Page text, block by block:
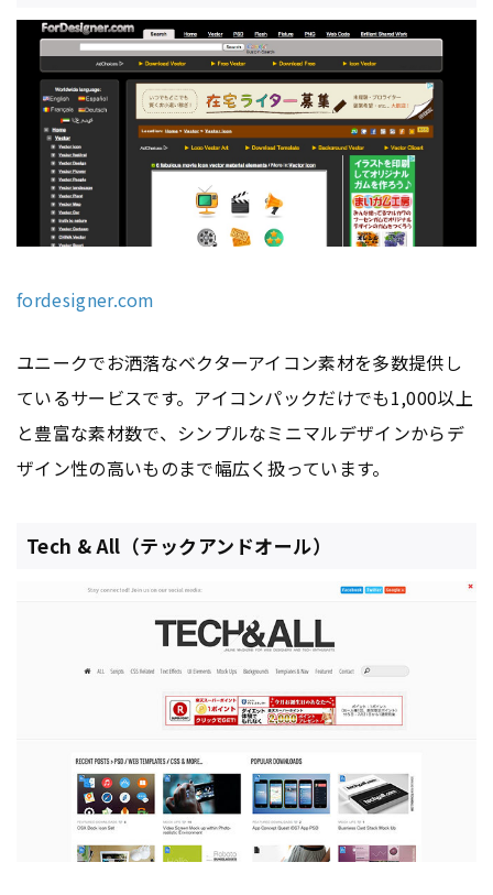
fordesigner.com
ユニークでお洒落なベクターアイコン素材を多数提供し
ているサービスです。アイコンパックだけでも1,000以上
と豊富な素材数で、シンプルなミニマルデザインからデ
ザイン性の高いものまで幅広く扱っています。
Tech & All（テックアンドオール）